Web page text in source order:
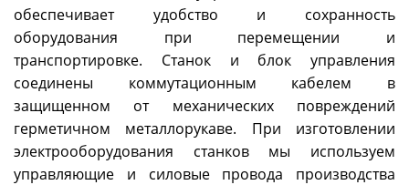
обеспечивает удобство и сохранность
оборудования при перемещении и
транспортировке. Станок и блок управления
соединены коммутационным кабелем в
защищенном от механических повреждений
герметичном металлорукаве. При изготовлении
электрооборудования станков мы используем
управляющие и силовые провода производства